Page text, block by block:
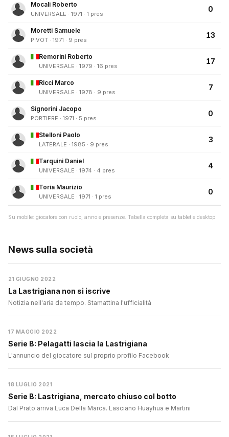
Mocali Roberto
UNIVERSALE · 1971 · 1 pres
0
Moretti Samuele
PIVOT · 1971 · 9 pres
13
Remorini Roberto
UNIVERSALE · 1979 · 16 pres
17
Ricci Marco
UNIVERSALE · 1978 · 9 pres
7
Signorini Jacopo
PORTIERE · 1971 · 5 pres
0
Stelloni Paolo
LATERALE · 1985 · 9 pres
3
Tarquini Daniel
UNIVERSALE · 1974 · 4 pres
4
Toria Maurizio
UNIVERSALE · 1971 · 1 pres
0
Su mobile: giocatore con ruolo, anno e presenze. Tabella completa su tablet e desktop.
News sulla società
21 GIUGNO 2022
La Lastrigiana non si iscrive
Notizia nell'aria da tempo. Stamattina l'ufficialità
17 MAGGIO 2022
Serie B: Pelagatti lascia la Lastrigiana
L'annuncio del giocatore sul proprio profilo Facebook
18 LUGLIO 2021
Serie B: Lastrigiana, mercato chiuso col botto
Dal Prato arriva Luca Della Marca. Lasciano Huayhua e Martini